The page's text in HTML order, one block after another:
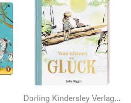
Dorling Kindersley Verlag | Stiftsbibliothek St. Gallen